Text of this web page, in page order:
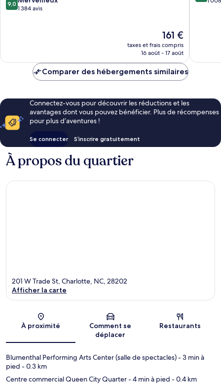
sur
9,0
1 384 avis
Le
nouveau
prix
de
161 €
taxes et frais compris
16 août - 17 août
Comparer des hébergements similaires
Connectez-vous pour découvrir les réductions et les
avantages dont vous pouvez bénéficier. Plus de récompenses
pour plus d’aventures !
Se connecter S’inscrire gratuitement
À propos du quartier
Carte
201 W Trade St, Charlotte, NC, 28202
Afficher la carte
À proximité
Comment se
déplacer
Restaurants
Blumenthal Performing Arts Center (salle de spectacles)- 3 min à
pied - 0.3 km
Centre commercial Queen City Quarter- 4 min à pied - 0.4 km